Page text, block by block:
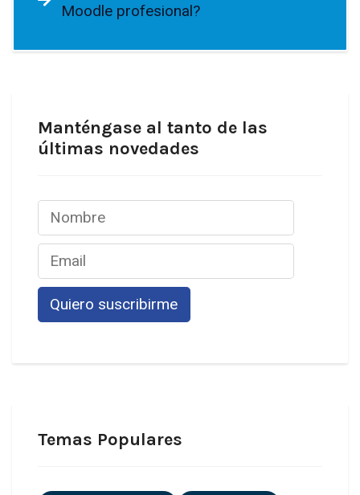
Moodle profesional?
Manténgase al tanto de las
últimas novedades
Temas Populares